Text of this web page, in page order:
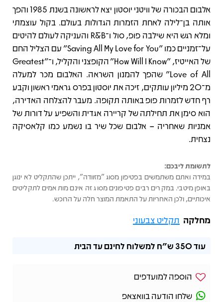
תיאור
אלבום הבכורה של וויטני יוסטון יצא לראשונה בשנת 1985 והפך
אותה בן־לילה לאחת הזמרות הגדולות בעולם. בקול עוצמתי
ומלא רגש היא שילבה פופ, סול ו־R&B והעניקה לעולם להיטים
על־זמניים כמו "Saving All My Love for You" עם הצליל החם
של האייטיז, "How Will I Know" הקופצני והקליל, ו־"Greatest
Love of All" שהפך להמנון השראה. האלבום מכר למעלה
מ־20 מיליון עותקים, זיכה את יוסטון בפרס גראמי ראשון וקבע
רף חדש לזמרות פופ באותה תקופה. מעבר להצלחה האדירה,
הוא סימן את תחילתה של קריירה אגדית והשפיע על דורות של
אמניות שאחריה – אלבום שכל שיר בו נשמע כמו קלאסיקה
נצחית.
לתשומת ליבכם:
במידה ואתם משתמשים בפטיפון מסוג "מזוודה", ייתכן שהתקליט לא ינוגן
באופן מיטבי. במקרים רבים פטיפונים מסוג זה אינם מותאמים לתקליטים
איכותיים, ולכן האחריות על התאמת המוצר חלה על הרוכש.
מחלקה תקליט צבעוני
עוד350 ש"ח למשלוח לחינם עד הבית
הוספה למועדפים
שלחו הודעה בוואצאפ